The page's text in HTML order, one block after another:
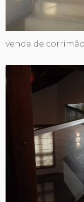
venda de